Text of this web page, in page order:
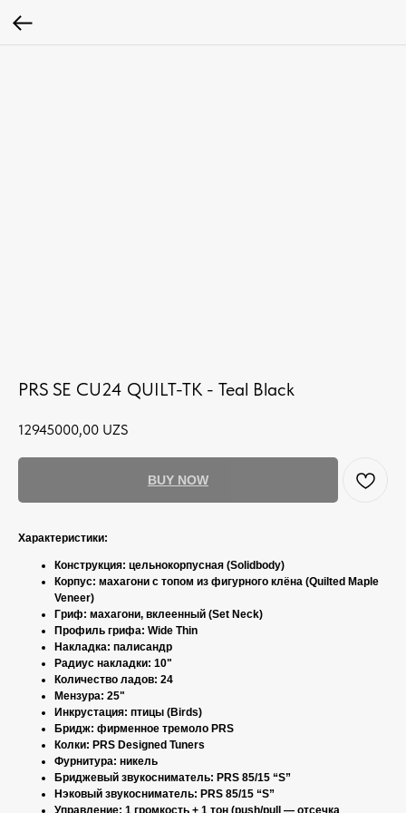
PRS SE CU24 QUILT-TK - Teal Black
12945000,00 UZS
BUY NOW
Характеристики:
Конструкция: цельнокорпусная (Solidbody)
Корпус: махагони с топом из фигурного клёна (Quilted Maple
Veneer)
Гриф: махагони, вклеенный (Set Neck)
Профиль грифа: Wide Thin
Накладка: палисандр
Радиус накладки: 10"
Количество ладов: 24
Мензура: 25"
Инкрустация: птицы (Birds)
Бридж: фирменное тремоло PRS
Колки: PRS Designed Tuners
Фурнитура: никель
Бриджевый звукосниматель: PRS 85/15 “S”
Нэковый звукосниматель: PRS 85/15 “S”
Управление: 1 громкость + 1 тон (push/pull — отсечка